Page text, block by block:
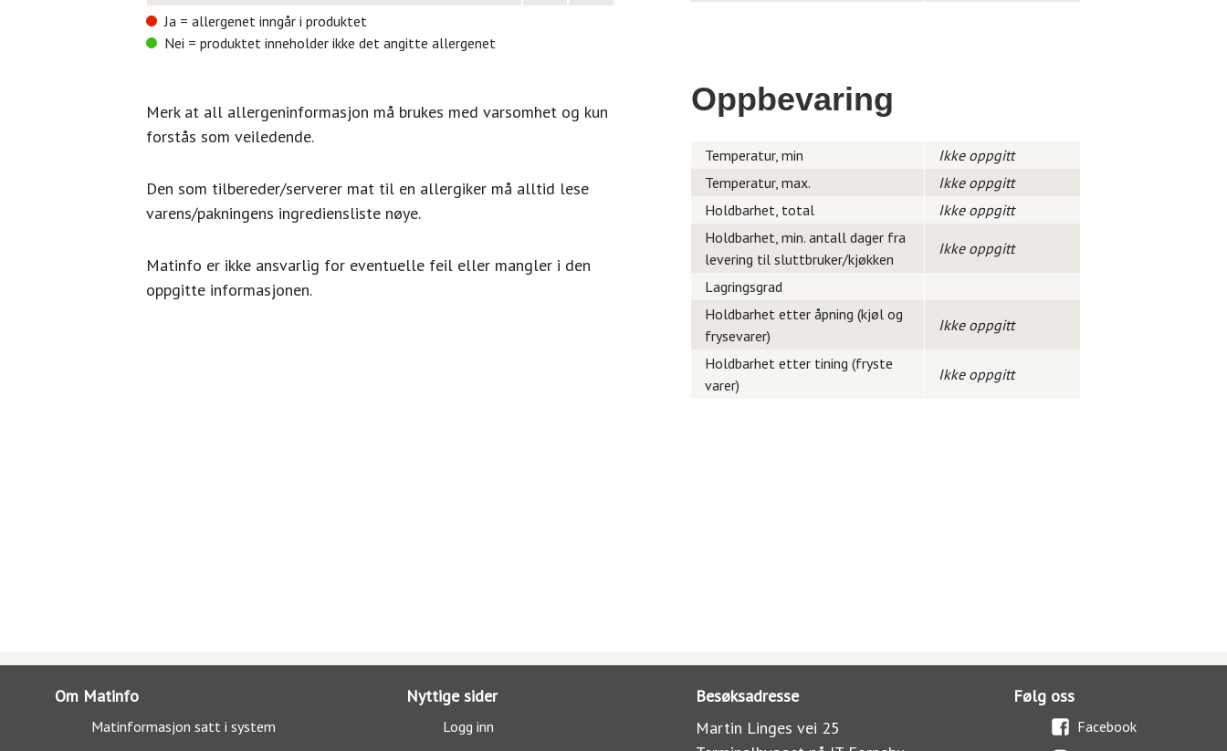
Ja = allergenet inngår i produktet
Nei = produktet inneholder ikke det angitte allergenet
Merk at all allergeninformasjon må brukes med varsomhet og kun
forstås som veiledende.
Den som tilbereder/serverer mat til en allergiker må alltid lese
varens/pakningens ingrediensliste nøye.
Matinfo er ikke ansvarlig for eventuelle feil eller mangler i den
oppgitte informasjonen.
Oppbevaring
Temperatur, min
Ikke oppgitt
Temperatur, max.
Ikke oppgitt
Holdbarhet, total
Ikke oppgitt
Holdbarhet, min. antall dager fra
levering til sluttbruker/kjøkken
Ikke oppgitt
Lagringsgrad
Holdbarhet etter åpning (kjøl og
frysevarer)
Ikke oppgitt
Holdbarhet etter tining (fryste
varer)
Ikke oppgitt
Om Matinfo
Matinformasjon satt i system
Nyttige sider
Logg inn
Besøksadresse
Martin Linges vei 25
Følg oss
Facebook